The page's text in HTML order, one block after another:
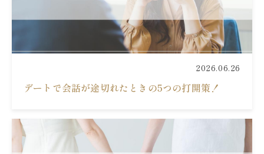
2026.06.26
デートで会話が途切れたときの5つの打開策！